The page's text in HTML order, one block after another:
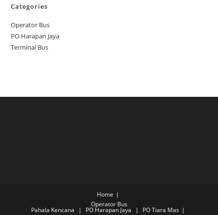
Categories
Operator Bus
PO Harapan Jaya
Terminal Bus
Home
Operator Bus
Pahala Kencana PO Harapan Jaya
PO Tiara Mas